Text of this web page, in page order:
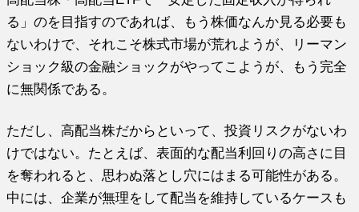
る」のを目指すのであれば、もう株価なんか見る必要も
ないわけで、それこそ株式市場が荒れようが、リーマン
ショック級の金融ショックがやってこようが、もう完全
に無関係である。
ただし、高配当株だからといって、投資リスクがないわ
けではない。たとえば、表面的な配当利回りの高さに目
を奪われると、思わぬ落とし穴にはまる可能性がある。
中には、企業が無理をして配当を維持しているケースも